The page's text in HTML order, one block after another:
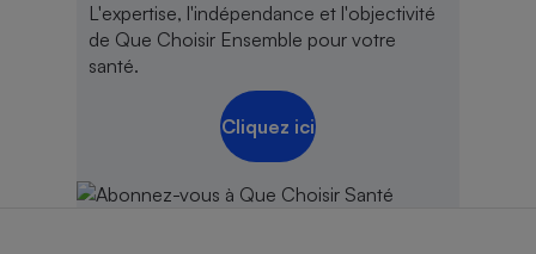
L'expertise, l'indépendance et l'objectivité
de Que Choisir Ensemble pour votre
santé.
Cliquez ici